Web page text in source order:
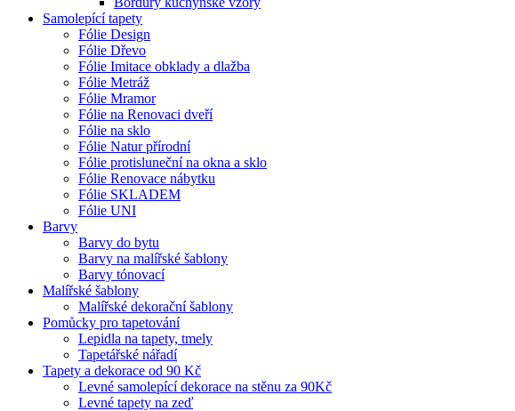
Samolepící tapety
Fólie Design
Fólie Dřevo
Fólie Imitace obklady a dlažba
Fólie Metráž
Fólie Mramor
Fólie na Renovaci dveří
Fólie na sklo
Fólie Natur přírodní
Fólie protisluneční na okna a sklo
Fólie Renovace nábytku
Fólie SKLADEM
Fólie UNI
Barvy
Barvy do bytu
Barvy na malířské šablony
Barvy tónovací
Malířské šablony
Malířské dekorační šablony
Pomůcky pro tapetování
Lepidla na tapety, tmely
Tapetářské nářadí
Tapety a dekorace od 90 Kč
Levné samolepící dekorace na stěnu za 90Kč
Levné tapety na zeď